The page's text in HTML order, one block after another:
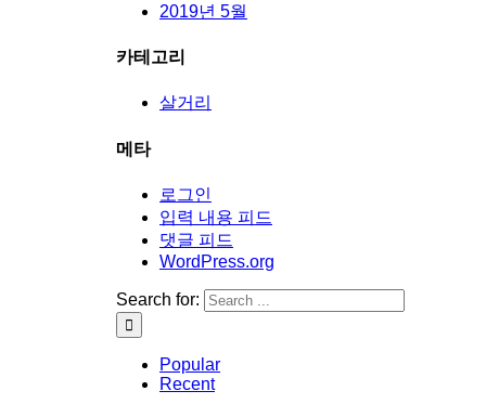
2019년 5월
카테고리
살거리
메타
로그인
입력 내용 피드
댓글 피드
WordPress.org
Search for:
Popular
Recent